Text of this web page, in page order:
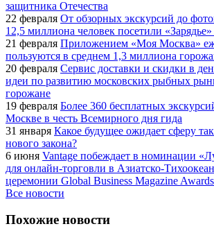
защитника Отечества
22 февраля От обзорных экскурсий до
12,5 миллиона человек посетили
21 февраля Приложением «Моя Москва»
пользуются в среднем 1,3 миллиона
20 февраля Сервис доставки и скидки в
идеи по развитию московских рыбных
горожане
19 февраля Более 360 бесплатных
Москве в честь Всемирного дня гида
31 января Какое будущее ожидает сферу
нового закона?
6 июня Vantage побеждает в номинации
для онлайн-торговли в Азиатско-
церемонии Global Business Magazine
Все новости
Похожие новости